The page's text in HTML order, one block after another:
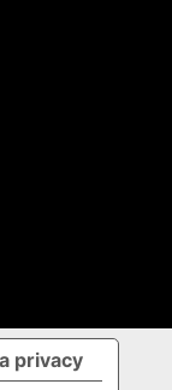
privacy